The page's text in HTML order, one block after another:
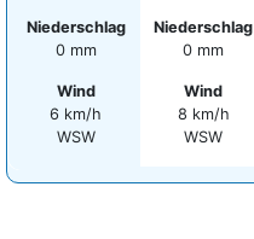
Niederschlag
0 mm
Wind
6 km/h
WSW
Niederschlag
0 mm
Wind
8 km/h
WSW